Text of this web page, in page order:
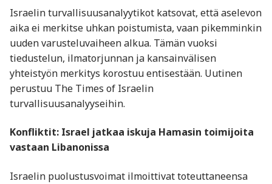
Israelin turvallisuusanalyytikot katsovat, että aselevon
aika ei merkitse uhkan poistumista, vaan pikemminkin
uuden varusteluvaiheen alkua. Tämän vuoksi
tiedustelun, ilmatorjunnan ja kansainvälisen
yhteistyön merkitys korostuu entisestään. Uutinen
perustuu The Times of Israelin
turvallisuusanalyyseihin.
Konfliktit: Israel jatkaa iskuja Hamasin toimijoita
vastaan Libanonissa
Israelin puolustusvoimat ilmoittivat toteuttaneensa